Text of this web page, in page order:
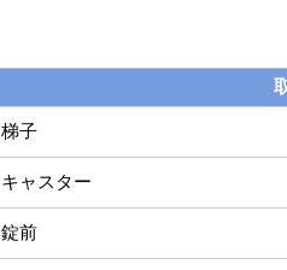
梯子
キャスター
錠前